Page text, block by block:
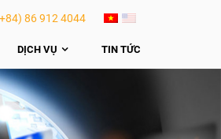
86 912 4044
DỊCH VỤ TIN TỨC